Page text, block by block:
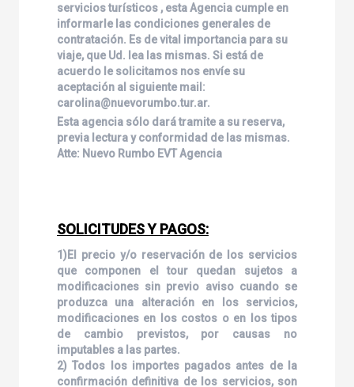
servicios turísticos , esta Agencia cumple en
informarle las condiciones generales de
contratación. Es de vital importancia para su
viaje, que Ud. lea las mismas. Si está de
acuerdo le solicitamos nos envíe su
aceptación al siguiente mail:
carolina@nuevorumbo.tur.ar.
Esta agencia sólo dará tramite a su reserva,
previa lectura y conformidad de las mismas.
Atte: Nuevo Rumbo EVT Agencia
SOLICITUDES Y PAGOS:
1)El precio y/o reservación de los servicios
que componen el tour quedan sujetos a
modificaciones sin previo aviso cuando se
produzca una alteración en los servicios,
modificaciones en los costos o en los tipos
de cambio previstos, por causas no
imputables a las partes.
2) Todos los importes pagados antes de la
confirmación definitiva de los servicios, son